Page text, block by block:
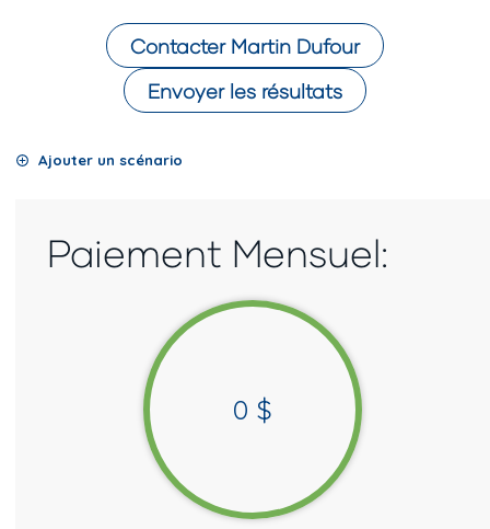
Contacter Martin Dufour
Envoyer les résultats
Ajouter un scénario
Paiement Mensuel:
0 $